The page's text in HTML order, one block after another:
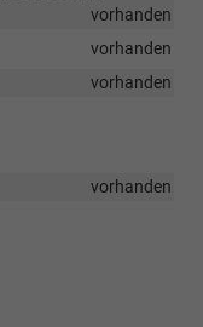
vorhanden
vorhanden
vorhanden
vorhanden